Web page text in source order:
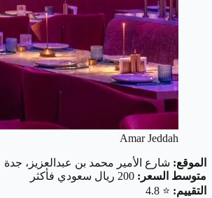
Amar Jeddah
الموقع: شارع الأمير محمد بن عبدالعزيز، جدة
متوسط السعر:
التقييم: ⭐ 4.8